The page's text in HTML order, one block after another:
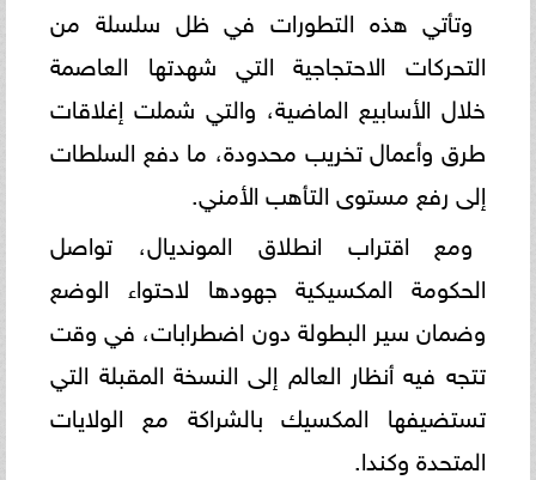
وتأتي هذه التطورات في ظل سلسلة من
التحركات الاحتجاجية التي شهدتها العاصمة
خلال الأسابيع الماضية، والتي شملت إغلاقات
طرق وأعمال تخريب محدودة، ما دفع السلطات
إلى رفع مستوى التأهب الأمني.
ومع اقتراب انطلاق المونديال، تواصل
الحكومة المكسيكية جهودها لاحتواء الوضع
وضمان سير البطولة دون اضطرابات، في وقت
تتجه فيه أنظار العالم إلى النسخة المقبلة التي
تستضيفها المكسيك بالشراكة مع الولايات
المتحدة وكندا.